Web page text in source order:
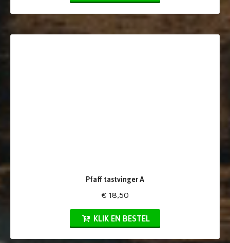
Pfaff tastvinger A
€ 18,50
KLIK EN BESTEL